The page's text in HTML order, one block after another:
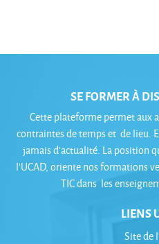
SE FORMER À
Cette plateforme permet aux
contraintes de temps et de lieu.
jamais d’actualité. La position
l’UCAD, oriente nos formations
TIC dans les
LIENS
Site de